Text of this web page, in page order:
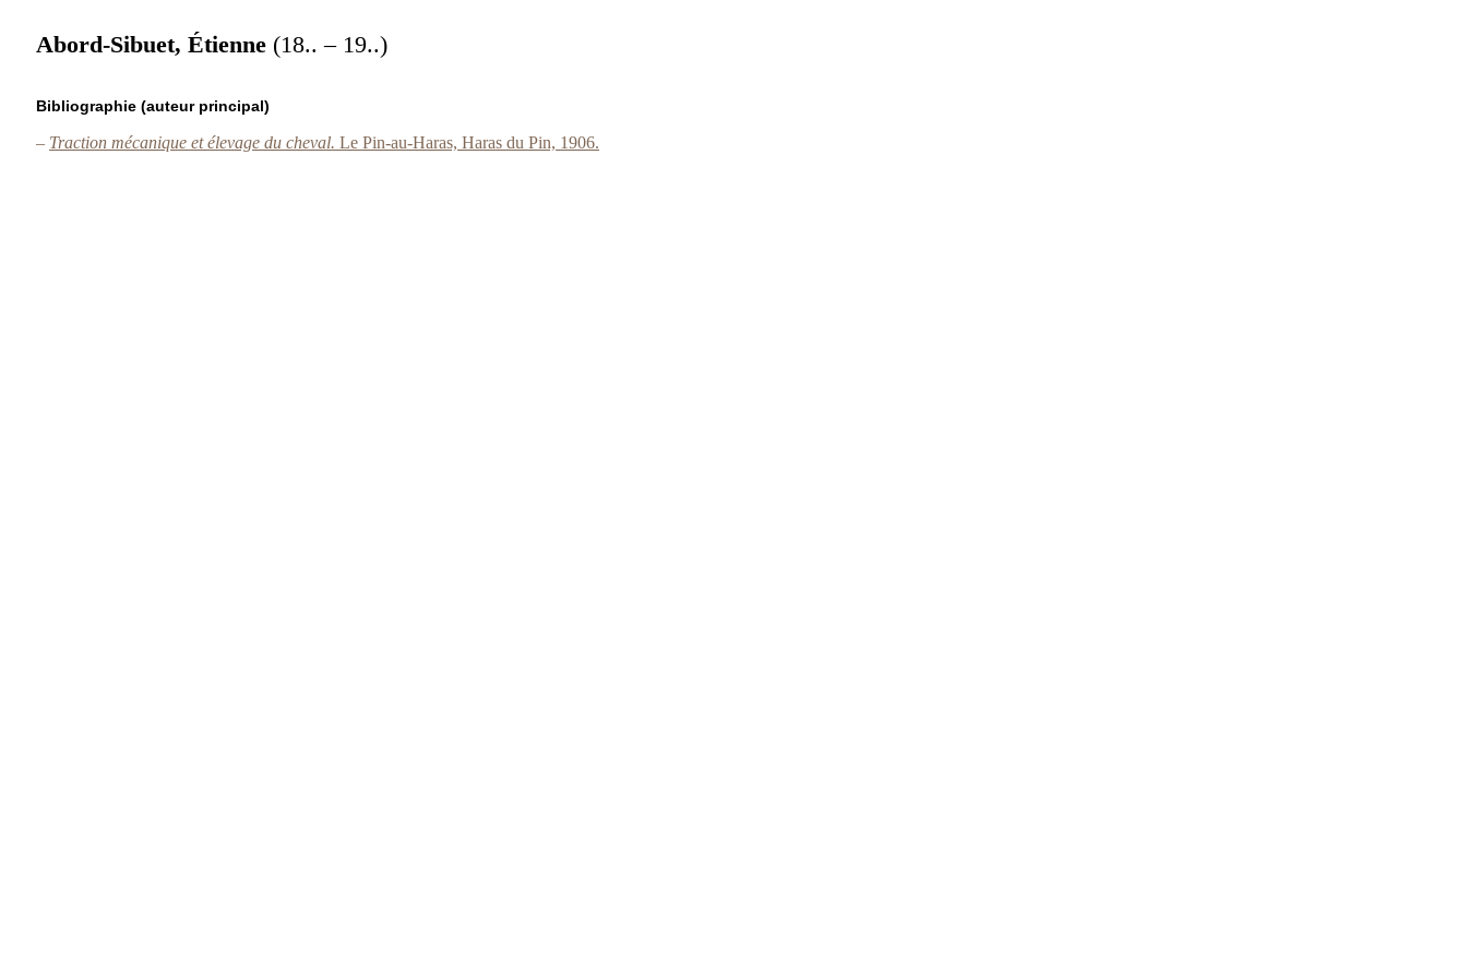
Abord-Sibuet, Étienne (18.. – 19..)
Bibliographie (auteur principal)
– Traction mécanique et élevage du cheval. Le Pin-au-Haras, Haras du Pin, 1906.